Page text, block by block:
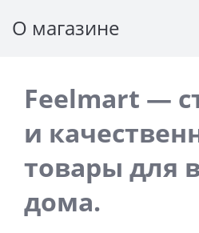
О магазине
Feelmart —
и
товары для
дома.